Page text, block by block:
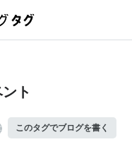
ト
このタグでブログを書く